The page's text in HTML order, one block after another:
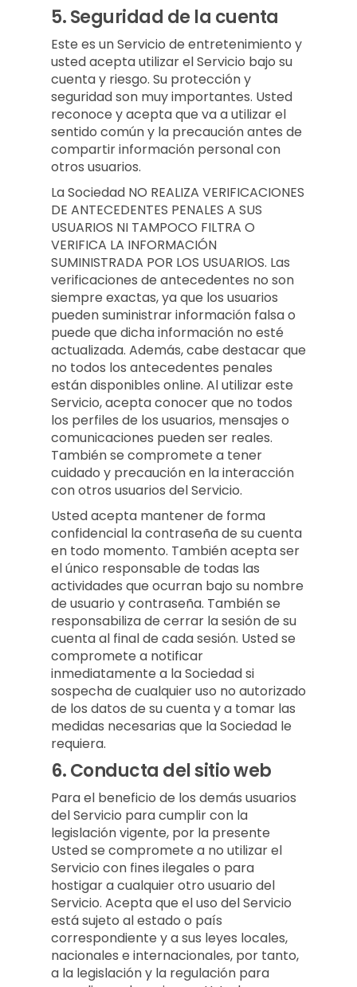
5.Seguridad de la cuenta
Este es un Servicio de entretenimiento y
usted acepta utilizar el Servicio bajo su
cuenta y riesgo. Su protección y
seguridad son muy importantes. Usted
reconoce y acepta que va a utilizar el
sentido común y la precaución antes de
compartir información personal con
otros usuarios.
La Sociedad NO REALIZA VERIFICACIONES
DE ANTECEDENTES PENALES A SUS
USUARIOS NI TAMPOCO FILTRA O
VERIFICA LA INFORMACIÓN
SUMINISTRADA POR LOS USUARIOS. Las
verificaciones de antecedentes no son
siempre exactas, ya que los usuarios
pueden suministrar información falsa o
puede que dicha información no esté
actualizada. Además, cabe destacar que
no todos los antecedentes penales
están disponibles online. Al utilizar este
Servicio, acepta conocer que no todos
los perfiles de los usuarios, mensajes o
comunicaciones pueden ser reales.
También se compromete a tener
cuidado y precaución en la interacción
con otros usuarios del Servicio.
Usted acepta mantener de forma
confidencial la contraseña de su cuenta
en todo momento. También acepta ser
el único responsable de todas las
actividades que ocurran bajo su nombre
de usuario y contraseña. También se
responsabiliza de cerrar la sesión de su
cuenta al final de cada sesión. Usted se
compromete a notificar
inmediatamente a la Sociedad si
sospecha de cualquier uso no autorizado
de los datos de su cuenta y a tomar las
medidas necesarias que la Sociedad le
requiera.
6.Conducta del sitio web
Para el beneficio de los demás usuarios
del Servicio para cumplir con la
legislación vigente, por la presente
Usted se compromete a no utilizar el
Servicio con fines ilegales o para
hostigar a cualquier otro usuario del
Servicio. Acepta que el uso del Servicio
está sujeto al estado o país
correspondiente y a sus leyes locales,
nacionales e internacionales, por tanto,
a la legislación y la regulación para